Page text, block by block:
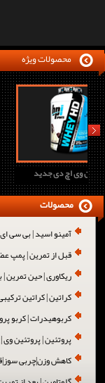
محصولات ویژه
پروتئین وی اچ دی
next
آمینو اسید | بی سی
قبل از تمرین | پمپ
ریکاوری | حین تمرین |
کراتین | کراتین
کربوهیدرات | کربو
پروتئین | پروتئین وی
کاهش وزن|چربی
محصولات